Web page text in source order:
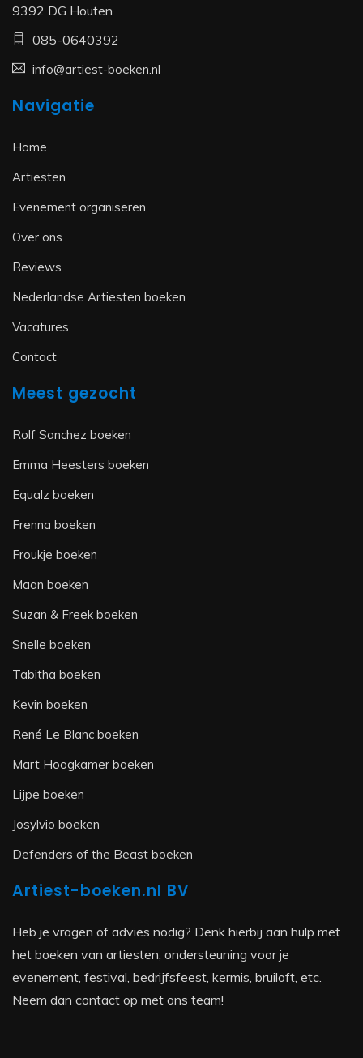
9392 DG Houten
085-0640392
info@artiest-boeken.nl
Navigatie
Home
Artiesten
Evenement organiseren
Over ons
Reviews
Nederlandse Artiesten boeken
Vacatures
Contact
Meest gezocht
Rolf Sanchez boeken
Emma Heesters boeken
Equalz boeken
Frenna boeken
Froukje boeken
Maan boeken
Suzan & Freek boeken
Snelle boeken
Tabitha boeken
Kevin boeken
René Le Blanc boeken
Mart Hoogkamer boeken
Lijpe boeken
Josylvio boeken
Defenders of the Beast boeken
Artiest-boeken.nl BV
Heb je vragen of advies nodig? Denk hierbij aan hulp met
het boeken van artiesten, ondersteuning voor je
evenement, festival, bedrijfsfeest, kermis, bruiloft, etc.
Neem dan contact op met ons team!